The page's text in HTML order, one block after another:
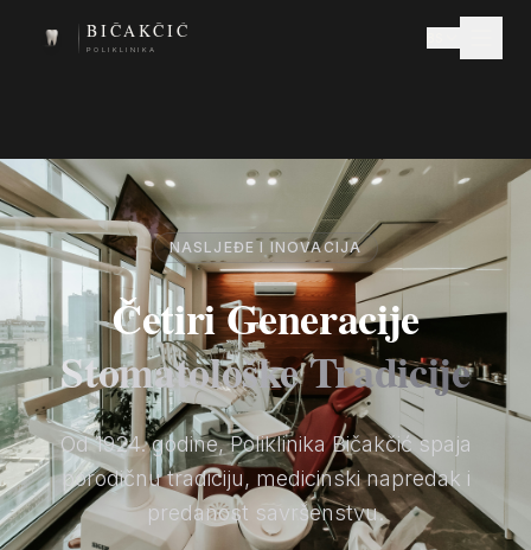
BIČAKČIĆ
POLIKLINIKA
NASLJEĐE I INOVACIJA
Četiri Generacije
Stomatološke Tradicije
Od 1924. godine, Poliklinika Bičakčić spaja
porodičnu tradiciju, medicinski napredak i
predanost savršenstvu.